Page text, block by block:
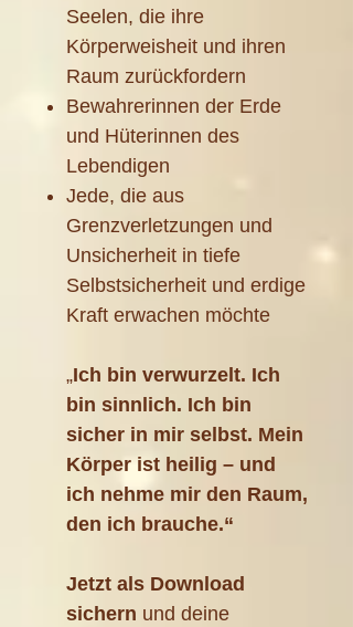
Seelen, die ihre
Körperweisheit und ihren
Raum zurückfordern
Bewahrerinnen der Erde
und Hüterinnen des
Lebendigen
Jede, die aus
Grenzverletzungen und
Unsicherheit in tiefe
Selbstsicherheit und erdige
Kraft erwachen möchte
„Ich bin verwurzelt. Ich
bin sinnlich. Ich bin
sicher in mir selbst. Mein
Körper ist heilig – und
ich nehme mir den Raum,
den ich brauche.“
Jetzt als Download
sichern und deine